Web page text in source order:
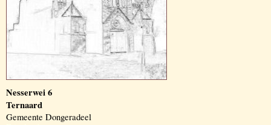
Nesserwei 6
Ternaard
Gemeente Dongeradeel